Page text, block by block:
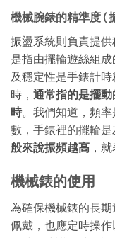
機械腕錶的精準度 (
振盪系統則負責提
是指由擺輪遊絲組
及穩定性是手錶計
時， 通常指的是擺
時。我們知道，頻
數，手錶裡的擺輪是
般來說振頻越高 ，
機械錶的使用
為確保機械錶的長
佩戴，也應定時操